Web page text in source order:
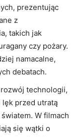
prezentując
z
takich jak
czy pożary.
namacalne,
debatach.
technologii,
przed utratą
W filmach
się wątki o